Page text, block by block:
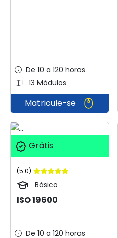
De 10 a 120 horas
13 Módulos
Matricule-se
Grátis
(5.0)
Básico
ISO 19600
De 10 a 120 horas